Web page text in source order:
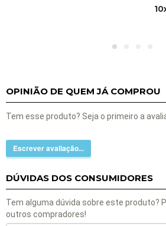
OPINIÃO DE QUEM JÁ COMPROU
Tem esse produto? Seja o primeiro a
Escrever avaliação...
DÚVIDAS DOS CONSUMIDORES
Tem alguma dúvida sobre este produto?
outros compradores!